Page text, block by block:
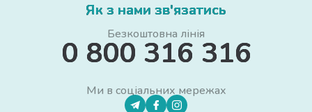
Як з нами зв'язатись
Безкоштовна лінія
0 800 316 316
Ми в соціальних мережах